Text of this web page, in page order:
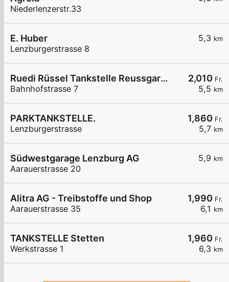
Niederlenzerstr.33
5,3 km
E. Huber
Lenzburgerstrasse 8
2,010 Fr.
5,5 km
Ruedi Rüssel Tankstelle Reussgarage Michael Haas
Bahnhofstrasse 7
1,860 Fr.
5,7 km
PARKTANKSTELLE.
Lenzburgerstrasse
5,9 km
Südwestgarage Lenzburg AG
Aarauerstrasse 20
1,990 Fr.
6,1 km
Alitra AG - Treibstoffe und Shop
Aarauerstrasse 35
1,960 Fr.
6,3 km
TANKSTELLE Stetten
Werkstrasse 1